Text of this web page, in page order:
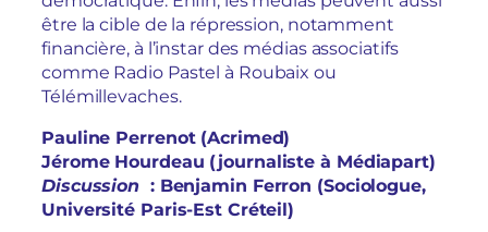
être la cible de la répression, notamment
financière, à l’instar des médias associatifs
comme Radio Pastel à Roubaix ou
Télémillevaches.
Pauline Perrenot (Acrimed)
Jérome Hourdeau (journaliste à Médiapart)
Discussion : Benjamin Ferron (Sociologue,
Université Paris-Est Créteil)